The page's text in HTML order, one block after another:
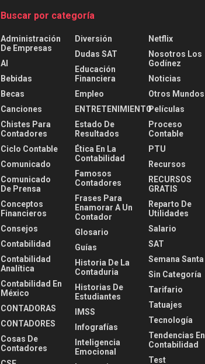
Buscar por categoría
Administración
De Empresas
AI
Bebidas
Becas
Canciones
Chistes Para
Contadores
Ciclo Contable
Comunicado
Comunicado
De Prensa
Conceptos
Financieros
Consejos
Contabilidad
Contabilidad
Analítica
Contabilidad En
México
CONTADORAS
CONTADORES
Cosas De
Contadores
Diversión
Dudas SAT
Educación
Financiera
Empleo
ENTRETENIMIENTO
Estado De
Resultados
Ética En La
Contabilidad
Famosos
Contadores
Frases Para
Enamorar A Un
Contador
Glosario
Guías
Historia De La
Contaduria
Historias De
Estudiantes
IMSS
Infografías
Inteligencia
Emocional
Netflix
Nosotros Los
Godínez
Noticias
Otros Mundos
Películas
Proceso
Contable
PTU
Recursos
RECURSOS
GRATIS
Reparto De
Utilidades
Salario
SAT
Semana Santa
Sin Categoría
Tarifario
Tatuajes
Tecnología
Tendencias En
Contabilidad
Test